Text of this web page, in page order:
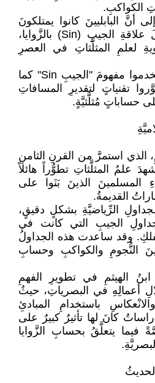
الكواكبِ.
أنَّ البابليينَ كانوا يمتلكونَ
معرفةً شبهَ مُتقدِّمةٍ حولَ علاقةِ الجيبِ (Sin) بالزَّوايا،
لعلمِ المثلَّثاتِ في العصرِ
ورغمَ أنَّ البابليينَ لم يستخدموا مفهومَ "الجيبِ Sin" كما
تقنياتٍ لتقديرِ المسافاتِ
حساباتٍ مُثلَّثيَّةٍ.
الذي استمرَّ من القرنِ الثامنِ
علمُ المثلَّثاتِ تطوُّراً هائلاً
المسلمينَ الذينَ بَنَوا على
القديمةُ.
الرِّياضيَّةِ بشكلٍ دقيقٍ،
الجيبِ التي كانت في
وقد ساعدت هذه الجداولُ
النُّجومِ والكواكبِ وحسابِ
الهيثمِ في تطويرِ الفهمِ
أعمالِهِ في البصرياتِ، حيثُ
باستخدامِ المبادئِ
كانَ لها تأثيرٌ كبيرٌ على
فيما يتعلَّقُ بحسابِ الزَّوايا